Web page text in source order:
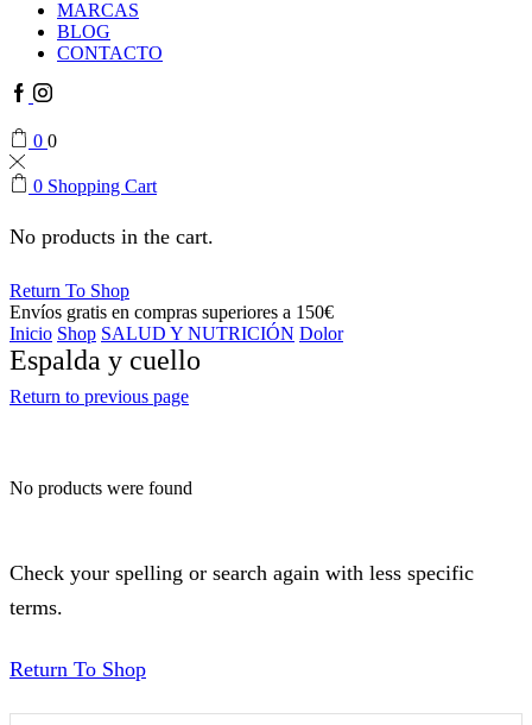
MARCAS
BLOG
CONTACTO
Facebook
Instagram
0 0
0 Shopping Cart
No products in the cart.
Return To Shop
Envíos gratis en compras superiores a 150€
Inicio Shop SALUD Y NUTRICIÓN Dolor
Espalda y cuello
Return to previous page
No products were found
Check your spelling or search again with less specific
terms.
Return To Shop